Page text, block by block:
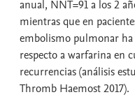
anual, NNT=91 a los 2
mientras que en
embolismo pulmonar
respecto a warfarina en
recurrencias (análisis
Thromb Haemost 2017).